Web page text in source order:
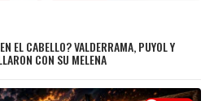
EL CABELLO? VALDERRAMA, PUYOL Y
CON SU MELENA